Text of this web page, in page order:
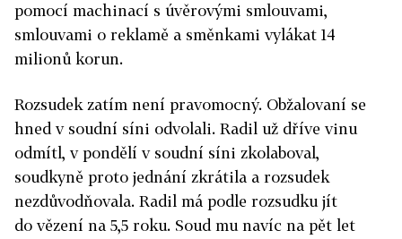
pomocí machinací s úvěrovými smlouvami,
smlouvami o reklamě a směnkami vylákat 14
milionů korun.
Rozsudek zatím není pravomocný. Obžalovaní se
hned v soudní síni odvolali. Radil už dříve vinu
odmítl, v pondělí v soudní síni zkolaboval,
soudkyně proto jednání zkrátila a rozsudek
nezdůvodňovala. Radil má podle rozsudku jít
do vězení na 5,5 roku. Soud mu navíc na pět let